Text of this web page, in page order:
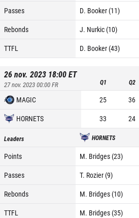
Passes
D. Booker (11)
Rebonds
J. Nurkic (10)
TTFL
D. Booker (43)
26 nov. 2023 18:00ET
27 nov. 2023 00:00FR Q1 Q2
MAGIC 25 36
HORNETS
33 24
Leaders HORNETS
Points M. Bridges (23)
Passes
T. Rozier (9)
Rebonds
M. Bridges (10)
TTFL
M. Bridges (35)